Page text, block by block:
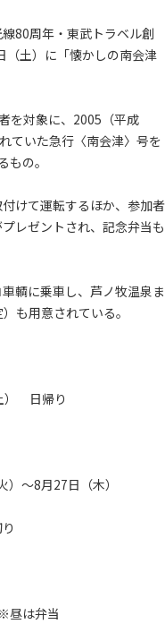
80周年・東武トラベル創
（土）に「懐かしの南会津
を対象に、2005（平成
ていた急行〈南会津〉号を
の。
けて運転するほか、参加者
レゼントされ、記念弁当も
輌に乗車し、芦ノ牧温泉ま
も用意されている。
） 日帰り
～8月27日（木）
は弁当